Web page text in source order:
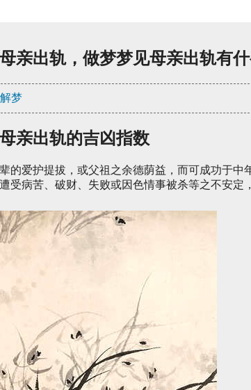
亲出轨，做梦梦见母亲出轨有
解梦
亲出轨的吉凶指数
的爱护提拔，或父祖之余德荫益，而可成功于
受病苦、破财、失败或因色情事被杀等之不安定